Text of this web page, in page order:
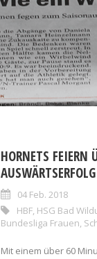
HORNETS FEIERN
04 Feb. 2018
HBF, HSG Bad
Bundesliga Frauen,
Mit einem über 60